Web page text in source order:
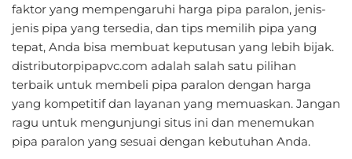
faktor yang mempengaruhi harga pipa paralon, jenis-
jenis pipa yang tersedia, dan tips memilih pipa yang
tepat, Anda bisa membuat keputusan yang lebih bijak.
distributorpipapvc.com adalah salah satu pilihan
terbaik untuk membeli pipa paralon dengan harga
yang kompetitif dan layanan yang memuaskan. Jangan
ragu untuk mengunjungi situs ini dan menemukan
pipa paralon yang sesuai dengan kebutuhan Anda.